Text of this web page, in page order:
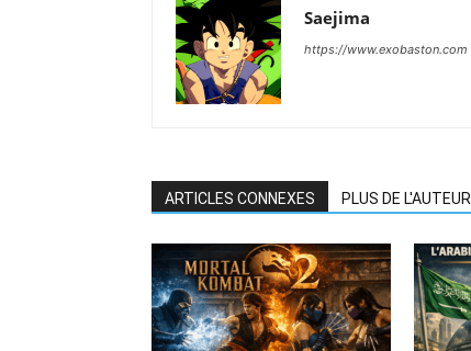
Saejima
https://www.exobaston.com
ARTICLES CONNEXES PLUS DE L'AUTEUR